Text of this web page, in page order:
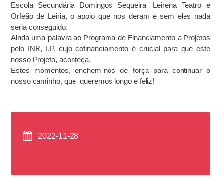
Escola Secundária Domingos Sequeira, Leirena Teatro e
Orfeão de Leiria, o apoio que nos deram e sem eles nada
seria conseguido.
Ainda uma palavra ao Programa de Financiamento a Projetos
pelo INR, I.P. cujo cofinanciamento é crucial para que este
nosso Projeto, aconteça.
Estes momentos, enchem-nos de força para continuar o
nosso caminho, que queremos longo e feliz!
2022-11-28